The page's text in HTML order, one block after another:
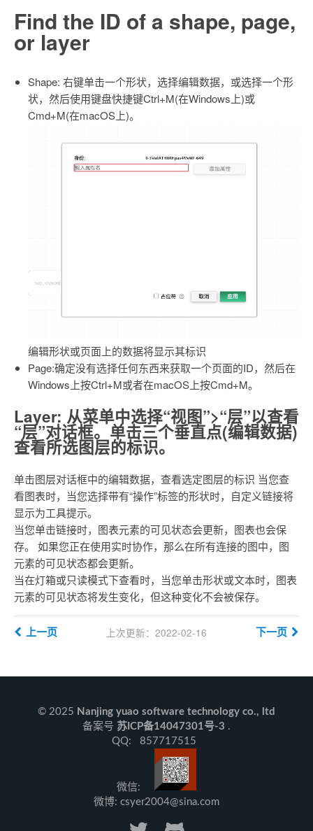
Find the ID of a shape, page,
or layer
Shape: 右键单击一个形状，选择编辑数据，或选择一个形
状，然后使用键盘快捷键Ctrl+M(在Windows上)或
Cmd+M(在macOS上)。
编辑形状或页面上的数据将显示其标识
Page:确定没有选择任何东西来获取一个页面的ID，然后在
Windows上按Ctrl+M或者在macOS上按Cmd+M。
Layer: 从菜单中选择“视图”>“层”以查看
“层”对话框。单击三个垂直点(编辑数据)
查看所选图层的标识。
单击图层对话框中的编辑数据，查看选定图层的标识 当您查
看图表时，当您选择带有“操作”标签的形状时，自定义链接将
显示为工具提示。
当您单击链接时，图表元素的可见状态会更新，图表也会保
存。 如果您正在使用实时协作，那么在所有连接的图中，图
元素的可见状态都会更新。
当在灯箱或只读模式下查看时，当您单击形状或文本时，图表
元素的可见状态将发生变化，但这种变化不会被保存。
上次更新：2022-02-16
上一页 下一页
© 2025 Nanjing yuao software technology co., ltd
备案号 苏ICP备14047301号-3 .
QQ: 857717515
微信:
微博: csyer2004@sina.com